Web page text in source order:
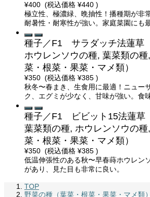
¥400 (税込価格 ¥440 )
極立性、極濃緑、晩抽性！播種期が非
耐暑性・耐寒性が強い。家庭菜園にも
種子／F1 サラダッチ法蓮草
ホウレンソウの種, 葉菜類の
菜・根菜・果菜・マメ類）
¥350 (税込価格 ¥385 )
秋冬〜春まき、生食用に最適！ニュー
ク、エグミが少なく、甘味が強い。食
種子／F1 ビビット15法蓮草
葉菜類の種, ホウレンソウの
菜・根菜・果菜・マメ類）
¥350 (税込価格 ¥385 )
低温伸張性のある秋〜早春蒔ホウレン
があり、見た目も非常に良い。
TOP
野菜の種（葉菜・根菜・果菜・マメ類）